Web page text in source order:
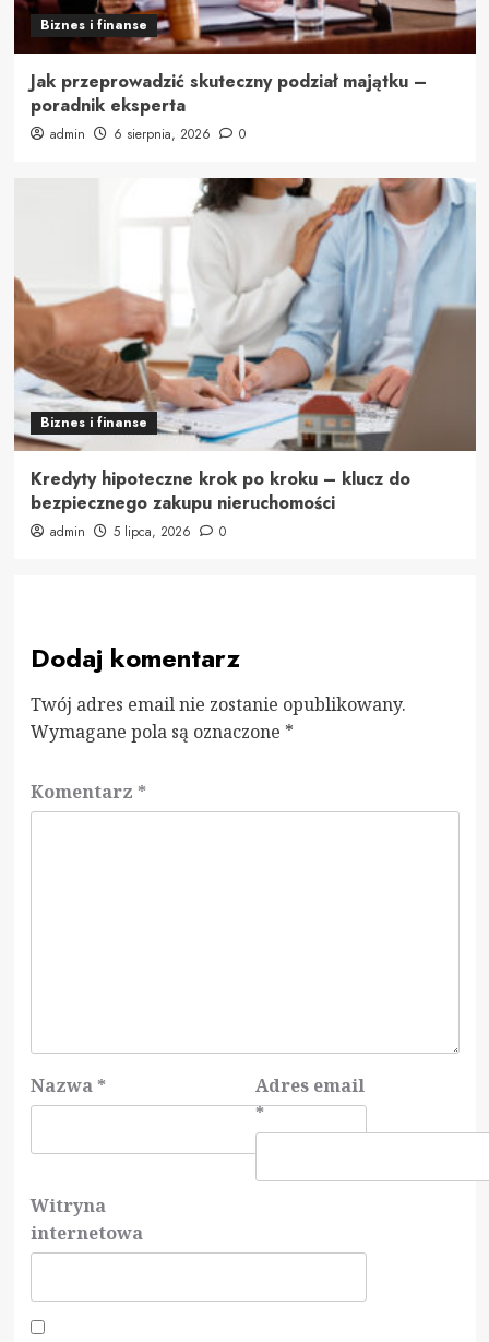
Biznes i finanse
Jak przeprowadzić skuteczny podział majątku –
poradnik eksperta
admin 6 sierpnia, 2026 0
Biznes i finanse
Kredyty hipoteczne krok po kroku – klucz do
bezpiecznego zakupu nieruchomości
admin 5 lipca, 2026 0
Dodaj komentarz
Twój adres email nie zostanie opublikowany.
Wymagane pola są oznaczone *
Komentarz *
Nazwa *
Adres email
*
Witryna
internetowa